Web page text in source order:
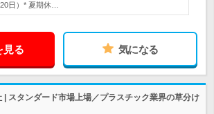
日）* 夏期休…
見る 気になる
| スタンダード市場上場／プラスチック業界の草分け